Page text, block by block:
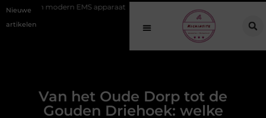
Nieuwe
artikelen
EMS apparaat Hoe online vindbaarheid verandert in 2026
Van het Oude Dorp tot de
Gouden Driehoek: welke